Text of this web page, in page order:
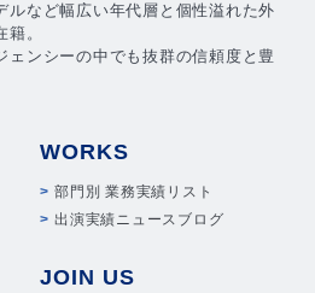
ルなど幅広い年代層と個性溢れた外
。
ェンシーの中でも抜群の信頼度と豊
WORKS
部門別 業務実績リスト
出演実績ニュースブログ
JOIN US